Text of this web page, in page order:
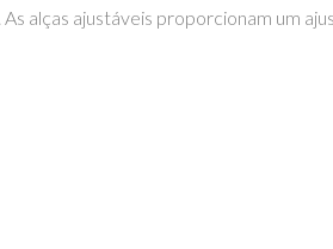
alças ajustáveis proporcionam um